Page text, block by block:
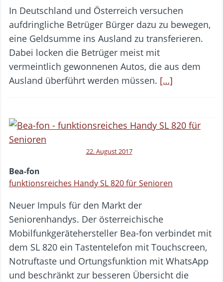
In Deutschland und Österreich versuchen
aufdringliche Betrüger Bürger dazu zu bewegen,
eine Geldsumme ins Ausland zu transferieren.
Dabei locken die Betrüger meist mit
vermeintlich gewonnenen Autos, die aus dem
Ausland überführt werden müssen. […]
22. August 2017
Bea-fon
funktionsreiches Handy SL 820 für Senioren
Neuer Impuls für den Markt der
Seniorenhandys. Der österreichische
Mobilfunkgerätehersteller Bea-fon verbindet mit
dem SL 820 ein Tastentelefon mit Touchscreen,
Notruftaste und Ortungsfunktion mit WhatsApp
und beschränkt zur besseren Übersicht die